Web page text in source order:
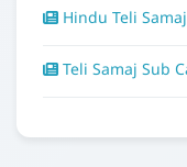
Hindu Teli Samaj
Teli Samaj Sub